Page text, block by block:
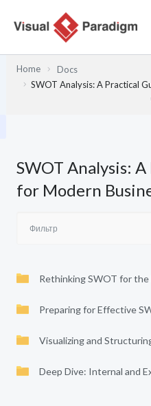
содержимому
Home
Docs
SWOT Analysis: A Practical
SWOT Analysis:
for Modern
Rethinking SWOT for
Preparing for Effective
Visualizing and
Deep Dive: Internal and